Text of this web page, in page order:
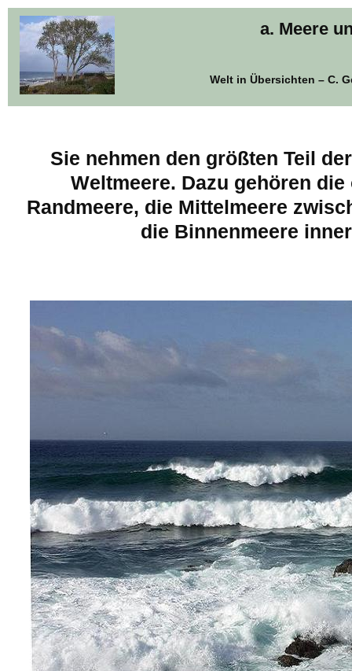
a. Meere
Welt in Übersichten – C.
Sie nehmen den größten Teil
Weltmeere. Dazu gehören
Randmeere, die Mittelmeere
die Binnenmeere